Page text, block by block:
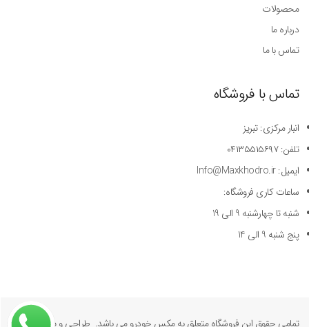
محصولات
درباره ما
تماس با ما
تماس با فروشگاه
انبار مرکزی: تبریز
تلفن: ۰۴۱۳۵۵۱۵۶۹۷
ایمیل: Info@Maxkhodro.ir
ساعات کاری فروشگاه:
شنبه تا چهارشنبه 9 الی 19
پنج شنبه 9 الی 14
تمامی حقوق این فروشگاه متعلق به مکس خودرو می باشد. طراحی و پیاده سازی